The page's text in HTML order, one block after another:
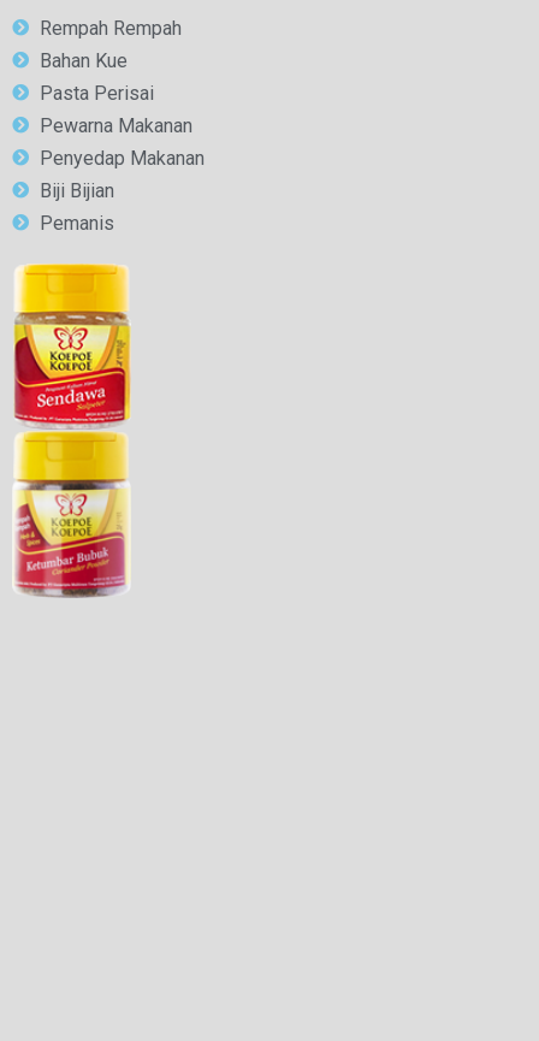
Rempah Rempah
Bahan Kue
Pasta Perisai
Pewarna Makanan
Penyedap Makanan
Biji Bijian
Pemanis